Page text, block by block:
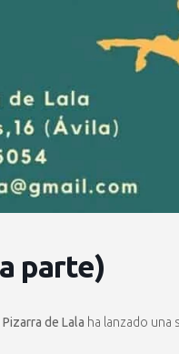
parte)
Pizarra de Lala ha lanzado una